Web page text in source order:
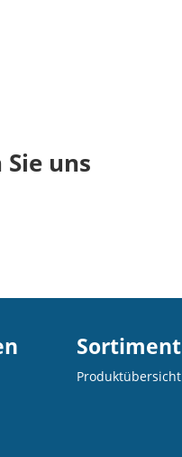
uns
Sortiment
Produktübersicht